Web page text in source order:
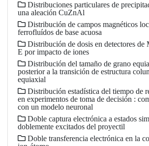
Distribuciones particulares de
una aleación CuZnAl
Distribución de campos magnéticos
ferrofluídos de base acuosa
Distribución de dosis en detectores de
E por impacto de iones
Distribución del tamaño de grano
posterior a la transición de estructura
equiaxial
Distribución estadística del tiempo de
en experimentos de toma de decisión :
con un modelo neuronal
Doble captura electrónica a estados
doblemente excitados del proyectil
Doble transferencia electrónica en la